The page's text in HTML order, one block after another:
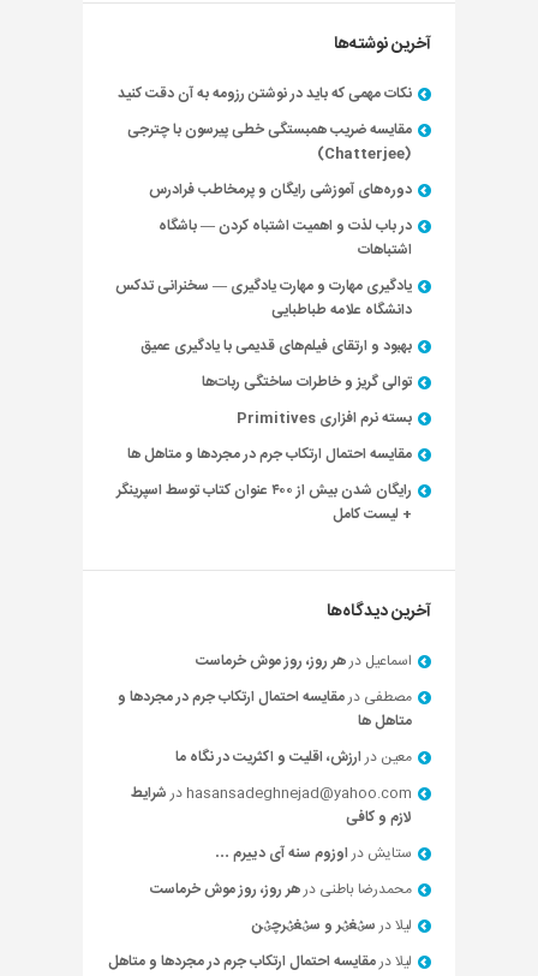
آخرین نوشته‌ها
نکات مهمی که باید در نوشتن رزومه به آن دقت کنید
مقایسه ضریب همبستگی خطی پیرسون با چترجی
(Chatterjee)
دوره‌های آموزشی رایگان و پرمخاطب فرادرس
در باب لذت و اهمیت اشتباه کردن — باشگاه
اشتباهات
یادگیری مهارت و مهارت یادگیری — سخنرانی تدکس
دانشگاه علامه طباطبایی
بهبود و ارتقای فیلم‌های قدیمی با یادگیری عمیق
توالی گریز و خاطرات ساختگی ربات‌ها
بسته نرم افزاری Primitives
مقایسه احتمال ارتکاب جرم در مجردها و متاهل ها
رایگان شدن بیش از ۴۰۰ عنوان کتاب توسط اسپرینگر
+ لیست کامل
آخرین دیدگاه‌ها
اسماعیل درهر روز، روز موش خرماست
مصطفی درمقایسه احتمال ارتکاب جرم در مجردها و
متاهل ها
معین درارزش، اقلیت و اکثریت در نگاه ما
hasansadeghnejad@yahoo.com درشرایط
لازم و کافی
ستایش دراوزوم سنه آی دییرم …
محمدرضا باطنی درهر روز، روز موش خرماست
لیلادرسؽغؽر و سؽغؽرچؽن
لیلادرمقایسه احتمال ارتکاب جرم در مجردها و متاهل